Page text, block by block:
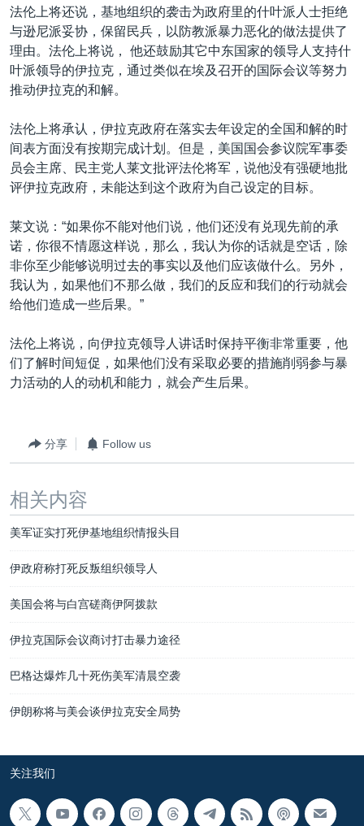
法伦上将还说，基地组织的袭击为政府里的什叶派人士拒绝
与逊尼派妥协，保留民兵，以防教派暴力恶化的做法提供了
理由。法伦上将说， 他还鼓励其它中东国家的领导人支持什
叶派领导的伊拉克，通过类似在埃及召开的国际会议等努力
推动伊拉克的和解。
法伦上将承认，伊拉克政府在落实去年设定的全国和解的时
间表方面没有按期完成计划。但是，美国国会参议院军事委
员会主席、民主党人莱文批评法伦将军，说他没有强硬地批
评伊拉克政府，未能达到这个政府为自己设定的目标。
莱文说：“如果你不能对他们说，他们还没有兑现先前的承
诺，你很不情愿这样说，那么，我认为你的话就是空话，除
非你至少能够说明过去的事实以及他们应该做什么。另外，
我认为，如果他们不那么做，我们的反应和我们的行动就会
给他们造成一些后果。”
法伦上将说，向伊拉克领导人讲话时保持平衡非常重要，他
们了解时间短促，如果他们没有采取必要的措施削弱参与暴
力活动的人的动机和能力，就会产生后果。
分享 Follow us
相关内容
美军证实打死伊基地组织情报头目
伊政府称打死反叛组织领导人
美国会将与白宫磋商伊阿拨款
伊拉克国际会议商讨打击暴力途径
巴格达爆炸几十死伤美军清晨空袭
伊朗称将与美会谈伊拉克安全局势
关注我们